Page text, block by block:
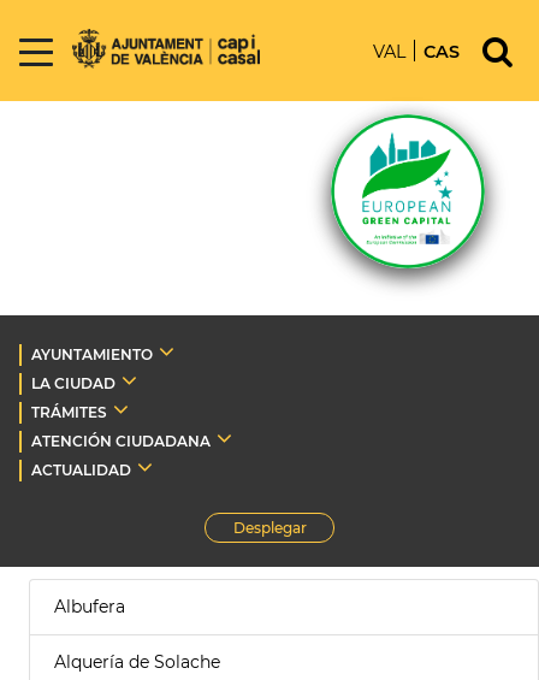
VAL CAS
AYUNTAMIENTO
LA CIUDAD
TRÁMITES
ATENCIÓN CIUDADANA
ACTUALIDAD
Desplegar
Albufera
Alquería de Solache